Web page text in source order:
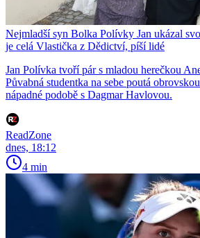
Nejmladší syn Bolka Polívky Jan ukázal
je celá Vlastička z Dědictví, píší lidé
Jan Polívka tvoří pár s mladou herečkou
Půvabná studentka na sebe poutá
nápadné podobě s Dagmar Havlovou.
ReadZone
dnes, 18:12
4 min